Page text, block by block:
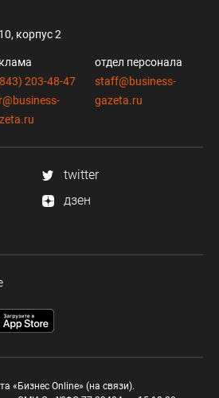
корпус 2
203-48-47
отдел персонала
staff@business-
gazeta.ru
twitter
дзен
«Бизнес Online» (на связи).